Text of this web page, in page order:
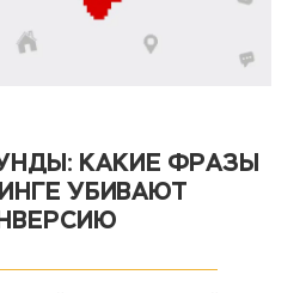
КАКИЕ ФРАЗЫ
УБИВАЮТ